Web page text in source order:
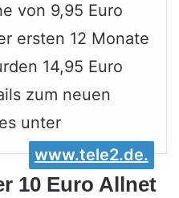
von 9,95 Euro
ersten 12 Monate
14,95 Euro
zum neuen
unter
www.tele2.de.
10 Euro Allnet